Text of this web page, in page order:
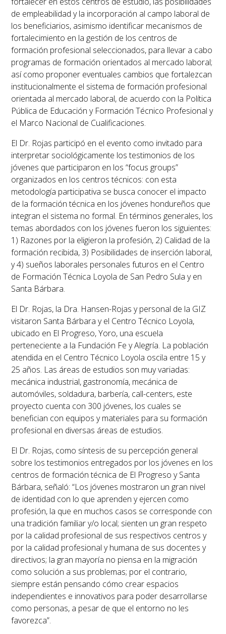
de empleabilidad y la incorporación al campo laboral de
los beneficiarios, asimismo identificar mecanismos de
fortalecimiento en la gestión de los centros de
formación profesional seleccionados, para llevar a cabo
programas de formación orientados al mercado laboral;
así como proponer eventuales cambios que fortalezcan
institucionalmente el sistema de formación profesional
orientada al mercado laboral, de acuerdo con la Política
Pública de Educación y Formación Técnico Profesional y
el Marco Nacional de Cualificaciones.
El Dr. Rojas participó en el evento como invitado para
interpretar sociológicamente los testimonios de los
jóvenes que participaron en los “focus groups”
organizados en los centros técnicos: con esta
metodología participativa se busca conocer el impacto
de la formación técnica en los jóvenes hondureños que
integran el sistema no formal. En términos generales, los
temas abordados con los jóvenes fueron los siguientes:
1) Razones por la eligieron la profesión, 2) Calidad de la
formación recibida, 3) Posibilidades de inserción laboral,
y 4) sueños laborales personales futuros en el Centro
de Formación Técnica Loyola de San Pedro Sula y en
Santa Bárbara.
El Dr. Rojas, la Dra. Hansen-Rojas y personal de la GIZ
visitaron Santa Bárbara y el Centro Técnico Loyola,
ubicado en El Progreso, Yoro, una escuela
perteneciente a la Fundación Fe y Alegría. La población
atendida en el Centro Técnico Loyola oscila entre 15 y
25 años. Las áreas de estudios son muy variadas:
mecánica industrial, gastronomía, mecánica de
automóviles, soldadura, barbería, call-centers, este
proyecto cuenta con 300 jóvenes, los cuales se
benefician con equipos y materiales para su formación
profesional en diversas áreas de estudios.
El Dr. Rojas, como síntesis de su percepción general
sobre los testimonios entregados por los jóvenes en los
centros de formación técnica de El Progreso y Santa
Bárbara, señaló: “Los jóvenes mostraron un gran nivel
de identidad con lo que aprenden y ejercen como
profesión, la que en muchos casos se corresponde con
una tradición familiar y/o local; sienten un gran respeto
por la calidad profesional de sus respectivos centros y
por la calidad profesional y humana de sus docentes y
directivos; la gran mayoría no piensa en la migración
como solución a sus problemas; por el contrario,
siempre están pensando cómo crear espacios
independientes e innovativos para poder desarrollarse
como personas, a pesar de que el entorno no les
favorezca”.